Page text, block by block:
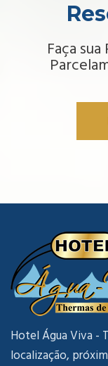
Faça
Hotel Água Viva -
localização,